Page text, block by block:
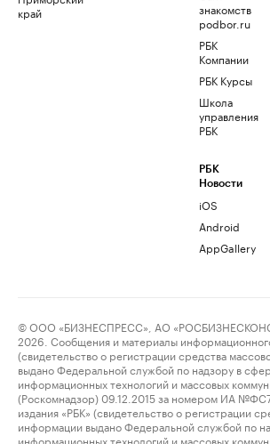
край
знакомств
podbor.ru
РБК
Компании
РБК Курсы
Школа
управления
РБК
РБК
Новости
iOS
Android
AppGallery
© ООО «БИЗНЕСПРЕСС», АО
2026. Сообщения и материалы
(свидетельство о регистрации средства
выдано Федеральной службой по надзору в
информационных технологий и массовых
(Роскомнадзор) 09.12.2015 за номером ИА
издания «РБК» (свидетельство о регистрации
информации выдано Федеральной службой по
информационных технологий и массовых